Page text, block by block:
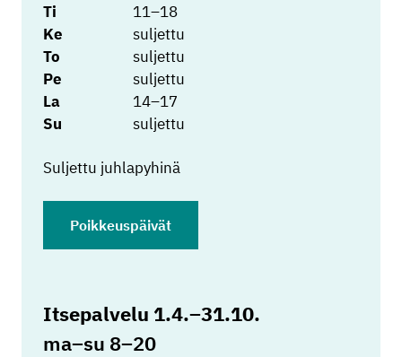
Ti
11–18
Ke
suljettu
To
suljettu
Pe
suljettu
La
14–17
Su
suljettu
Suljettu juhlapyhinä
Poikkeuspäivät
Itsepalvelu 1.4.–31.10.
ma–su 8–20